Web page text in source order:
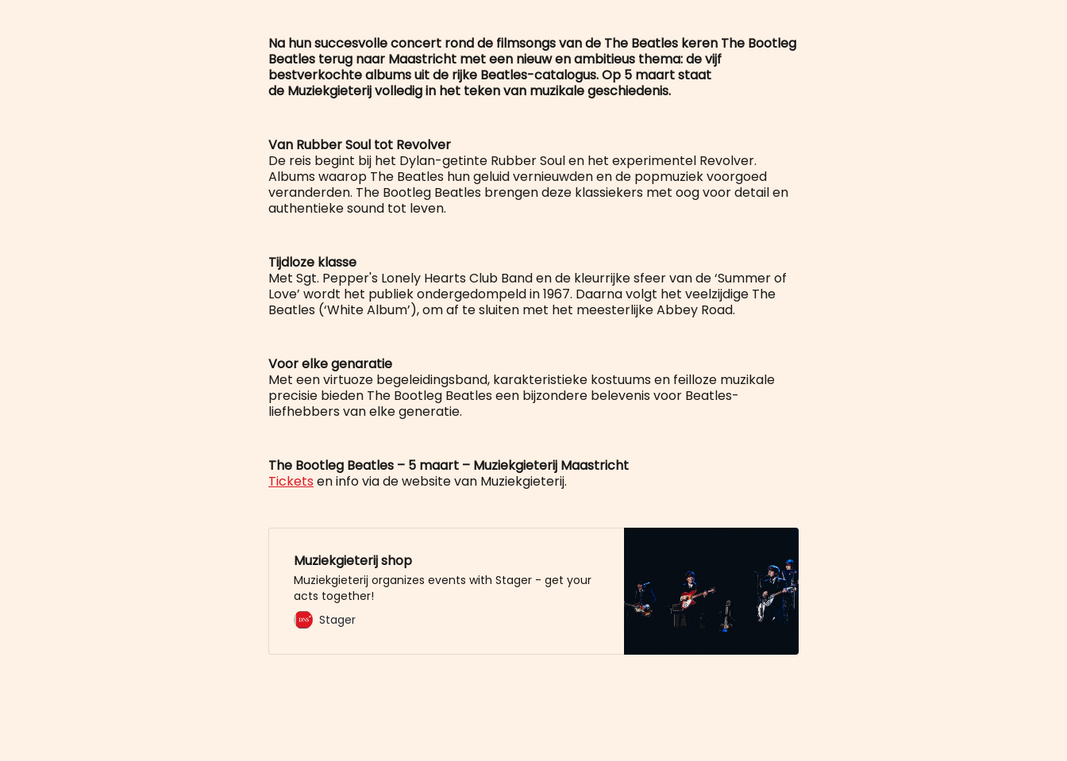
Na hun succesvolle concert rond de filmsongs van de The Beatles keren The Bootleg
Beatles terug naar Maastricht met een nieuw en ambitieus thema: de vijf
bestverkochte albums uit de rijke Beatles-catalogus. Op 5 maart staat
de Muziekgieterij volledig in het teken van muzikale geschiedenis.
Van Rubber Soul tot Revolver
De reis begint bij het Dylan-getinte Rubber Soul en het experimentel Revolver.
Albums waarop The Beatles hun geluid vernieuwden en de popmuziek voorgoed
veranderden. The Bootleg Beatles brengen deze klassiekers met oog voor detail en
authentieke sound tot leven.
Tijdloze klasse
Met Sgt. Pepper's Lonely Hearts Club Band en de kleurrijke sfeer van de ‘Summer of
Love’ wordt het publiek ondergedompeld in 1967. Daarna volgt het veelzijdige The
Beatles (‘White Album’), om af te sluiten met het meesterlijkeAbbey Road.
Voor elke genaratie
Met een virtuoze begeleidingsband, karakteristieke kostuums en feilloze muzikale
precisie bieden The Bootleg Beatles een bijzondere belevenis voor Beatles-
liefhebbers van elke generatie.
The Bootleg Beatles – 5 maart – Muziekgieterij Maastricht
Tickets en info via de website van Muziekgieterij.
Muziekgieterij shop
Muziekgieterij organizes events with Stager - get your
acts together!
Stager